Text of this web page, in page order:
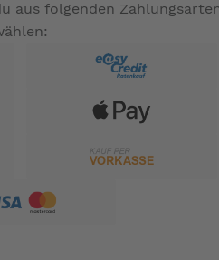
aus folgenden